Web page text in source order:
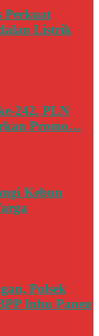
Perkuat
Listrik
242, PLN
Promo…
Kebun
Polsek
Inhu Panen